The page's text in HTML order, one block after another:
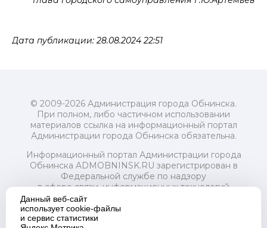
Дата публикации: 28.08.2024 22:51
© 2009-2026 Администрация города Обнинска.
При полном, либо частичном использовании
материалов ссылка на информационный портал
Администрации города Обнинска обязательна.
Информационный портал Администрации города
Обнинска ADMOBNINSK.RU зарегистрирован в
Федеральной службе по надзору
в сфере связи, информационных технологий
и массовых коммуникаций (Роскомнадзор) 24 июля
2018 года.
Свидетельство о регистрации Эл № ФС77-73321
Данный веб-сайт
использует cookie-файлы
и сервис статистики